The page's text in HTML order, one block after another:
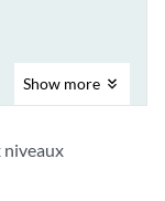
Show more
niveaux